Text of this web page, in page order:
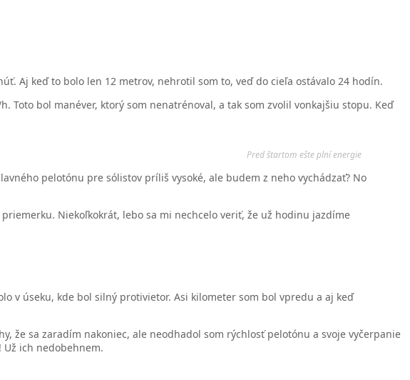
Aj keď to bolo len 12 metrov, nehrotil som to, veď do cieľa ostávalo 24 hodín.
Toto bol manéver, ktorý som nenatrénoval, a tak som zvolil vonkajšiu stopu. Keď
Pred štartom ešte plní energie
pelotónu pre sólistov príliš vysoké, ale budem z neho vychádzať? No
Niekoľkokrát, lebo sa mi nechcelo veriť, že už hodinu jazdíme
v úseku, kde bol silný protivietor. Asi kilometer som bol vpredu a aj keď
že sa zaradím nakoniec, ale neodhadol som rýchlosť pelotónu a svoje vyčerpanie
ich nedobehnem.